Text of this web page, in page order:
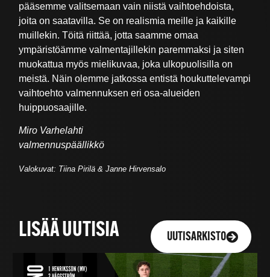
pääsemme valitsemaan vain niistä vaihtoehdoista,
joita on saatavilla. Se on realismia meille ja kaikille
muillekin. Töitä riittää, jotta saamme omaa
ympäristöämme valmentajillekin paremmaksi ja siten
muokattua myös mielikuvaa, joka ulkopuolisilla on
meistä. Näin olemme jatkossa entistä houkuttelevampi
vaihtoehto valmennuksen eri osa-alueiden
huippuosaajille.
Miro Varhelahti
valmennuspäällikkö
Valokuvat: Tiina Pirilä & Janne Hirvensalo
LISÄÄ UUTISIA UUTISARKISTO